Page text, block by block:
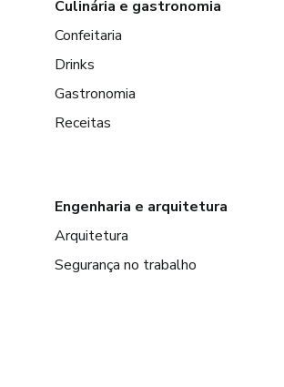
Culinária e gastronomia
Confeitaria
Drinks
Gastronomia
Receitas
Engenharia e arquitetura
Arquitetura
Segurança no trabalho